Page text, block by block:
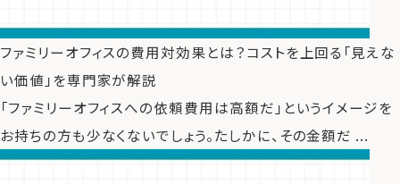
ファミリーオフィスの費用対効果とは？コストを上回る「見えな
い価値」を専門家が解説
「ファミリーオフィスへの依頼費用は高額だ」というイメージを
お持ちの方も少なくないでしょう。たしかに、その金額だ ...